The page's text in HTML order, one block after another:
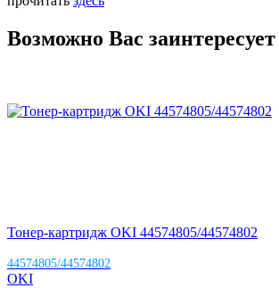
Возможно Вас заинтересует
Тонер-картридж OKI 44574805/44574802
44574805/44574802
OKI